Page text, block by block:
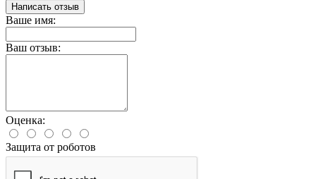
Написать отзыв
Ваше имя:
Ваш отзыв:
Оценка:
Защита от роботов